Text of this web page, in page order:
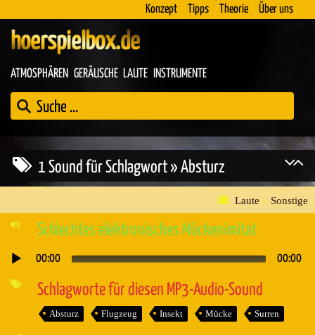
Konzept Tipps Theorie Über uns
hoerspielbox.de
ATMOSPHÄREN GERÄUSCHE LAUTE INSTRUMENTE
1 Sound für Schlagwort » Absturz
Laute » Sonstige
Schlechtes elektronisches Mückenimitat
Audio-
00:00 00:00
Schlagworte für diesen MP3-Audio-Sound
Absturz Flugzeug Insekt Mücke Surren